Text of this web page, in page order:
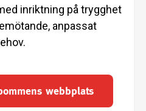
inriktning på trygghet
anpassat
webbplats